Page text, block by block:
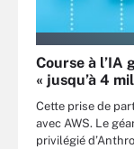
Course à l’IA
« jusqu’à 4
Cette prise de
avec AWS. Le
privilégié